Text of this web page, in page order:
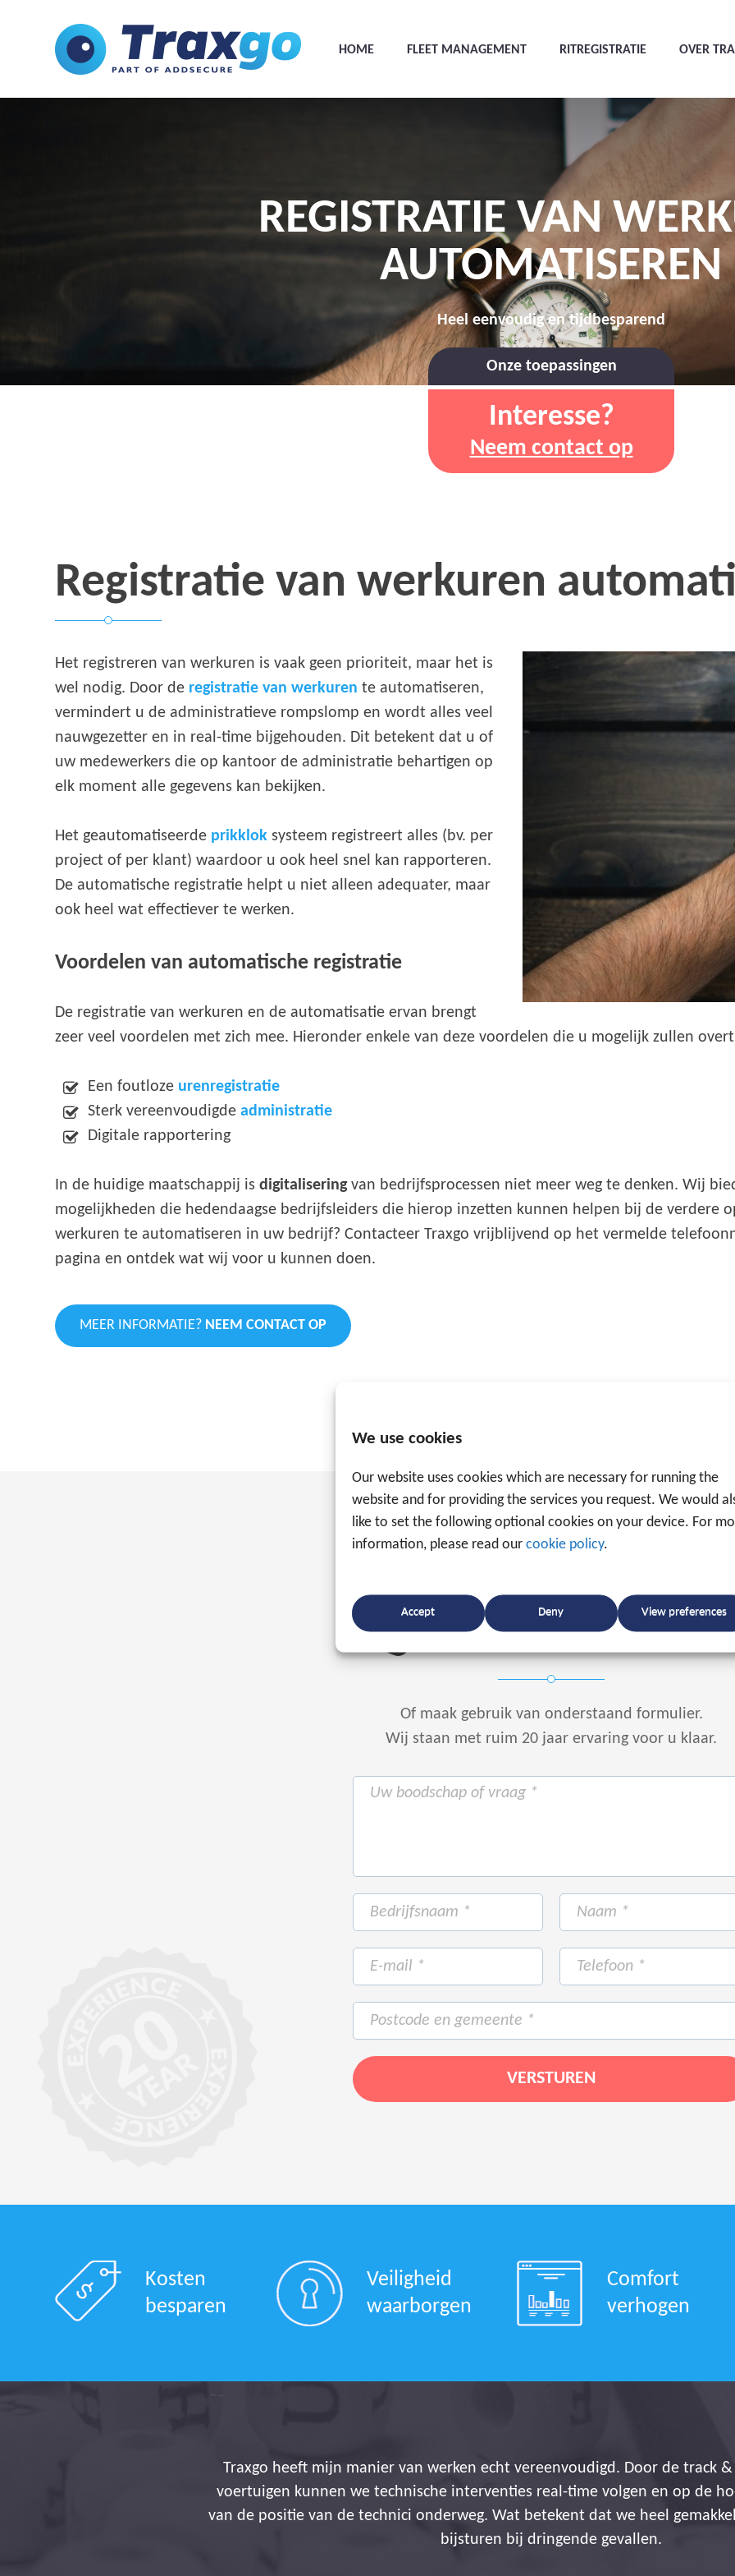
We use cookies
Our website uses cookies which are necessary for running the
website and for providing the services you request. We would
like to set the following optional cookies on your device. For
information, please read our cookie policy.
Accept Deny View preferences
HOME FLEET MANAGEMENT RITREGISTRATIE OVER
REGISTRATIE VAN
AUTOMATISEREN
Heel eenvoudig en tijdbesparend
Onze toepassingen
Interesse?
Neem contact op
Registratie van werkuren
Het registreren van werkuren is vaak geen prioriteit, maar het is
wel nodig. Door de registratie van werkuren te automatiseren,
vermindert u de administratieve rompslomp en wordt alles veel
nauwgezetter en in real-time bijgehouden. Dit betekent dat u of
uw medewerkers die op kantoor de administratie behartigen op
elk moment alle gegevens kan bekijken.
Het geautomatiseerde prikklok systeem registreert alles (bv. per
project of per klant) waardoor u ook heel snel kan rapporteren.
De automatische registratie helpt u niet alleen adequater, maar
ook heel wat effectiever te werken.
Voordelen van automatische registratie
De registratie van werkuren en de automatisatie ervan brengt
zeer veel voordelen met zich mee. Hieronder enkele van deze voordelen die u mogelijk zullen
Een foutloze urenregistratie
Sterk vereenvoudigdeadministratie
Digitale rapportering
In de huidige maatschappij isdigitaliseringvan bedrijfsprocessen niet meer weg te denken. Wij
mogelijkheden die hedendaagse bedrijfsleiders die hierop inzetten kunnen helpen bij de verdere
werkuren te automatiseren in uw bedrijf? Contacteer Traxgo vrijblijvend op het vermelde
pagina en ontdek wat wij voor u kunnen doen.
MEER INFORMATIE? NEEM CONTACT OP
Spreek een expert
+31 88 225 2255
Of maak gebruik van onderstaand formulier.
Wij staan met ruim 20 jaar ervaring voor u klaar.
Kosten
besparen
Veiligheid
waarborgen
Comfort
verhogen
Traxgo heeft mijn manier van werken echt vereenvoudigd. Door de track
voertuigen kunnen we technische interventies real-time volgen en op de
van de positie van de technici onderweg. Wat betekent dat we heel
bijsturen bij dringende gevallen.